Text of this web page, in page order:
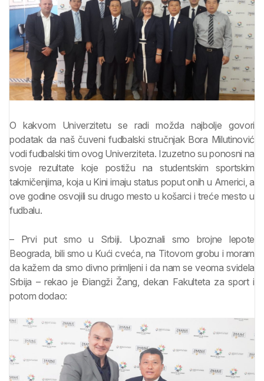
O kakvom Univerzitetu se radi možda najbolje govori
podatak da naš čuveni fudbalski stručnjak Bora Milutinović
vodi fudbalski tim ovog Univerziteta. Izuzetno su ponosni na
svoje rezultate koje postižu na studentskim sportskim
takmičenjima, koja u Kini imaju status poput onih u Americi, a
ove godine osvojili su drugo mesto u košarci i treće mesto u
fudbalu.
– Prvi put smo u Srbiji. Upoznali smo brojne lepote
Beograda, bili smo u Kući cveća, na Titovom grobu i moram
da kažem da smo divno primljeni i da nam se veoma svidela
Srbija – rekao je Điangži Žang, dekan Fakulteta za sport i
potom dodao: